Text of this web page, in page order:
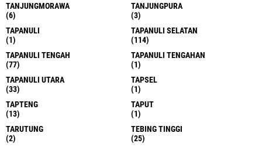
TANJUNGMORAWA
(6)
TANJUNGPURA
(3)
TAPANULI
(1)
TAPANULI SELATAN
(114)
TAPANULI TENGAH
(77)
TAPANULI TENGAHAN
(1)
TAPANULI UTARA
(33)
TAPSEL
(1)
TAPTENG
(13)
TAPUT
(1)
TARUTUNG
(2)
TEBING TINGGI
(25)